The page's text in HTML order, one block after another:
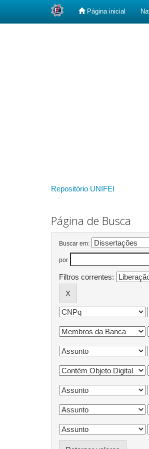
Página inicial
Repositório UNIFEI
Página de Busca
Buscar em:
por
Filtros correntes: